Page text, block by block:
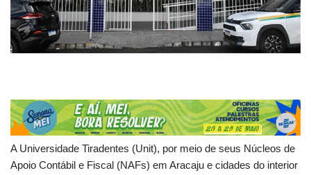
A Universidade Tiradentes (Unit), por meio de seus Núcleos de
Apoio Contábil e Fiscal (NAFs) em Aracaju e cidades do interior